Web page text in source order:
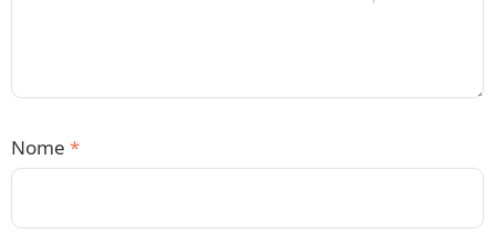
Nome *